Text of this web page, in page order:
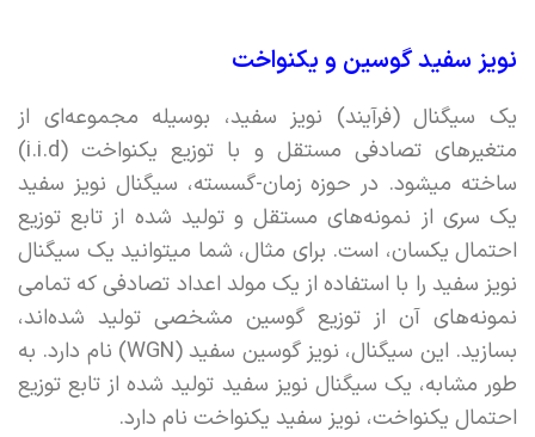
نویز سفید گوسین و یکنواخت
یک سیگنال (فرآیند) نویز سفید، بوسیله مجموعه‌ای از
متغیرهای تصادفی مستقل و با توزیع یکنواخت (i.i.d)
ساخته میشود. در حوزه زمان-گسسته، سیگنال نویز سفید
یک سری از نمونه‌های مستقل و تولید شده از تابع توزیع
احتمال یکسان، است. برای مثال، شما میتوانید یک سیگنال
نویز سفید را با استفاده از یک مولد اعداد تصادفی که تمامی
نمونه‌های آن از توزیع گوسین مشخصی تولید شده‌اند،
بسازید. این سیگنال، نویز گوسین سفید (WGN) نام دارد. به
طور مشابه، یک سیگنال نویز سفید تولید شده از تابع توزیع
احتمال یکنواخت، نویز سفید یکنواخت نام دارد.